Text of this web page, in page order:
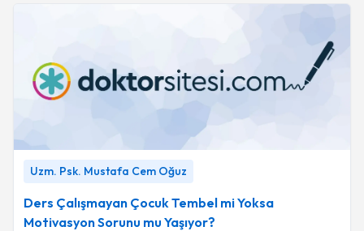
Sorunu mu Yaşıyor?- Uzm. Psk. Mustafa Cem Oğuz
Uzm. Psk. Mustafa Cem Oğuz
Ders Çalışmayan Çocuk Tembel mi Yoksa
Motivasyon Sorunu mu Yaşıyor?